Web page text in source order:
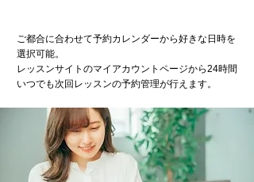
ご都合に合わせて予約カレンダーから好きな日時を
選択可能。
レッスンサイトのマイアカウントページから24時間
いつでも次回レッスンの予約管理が行えます。